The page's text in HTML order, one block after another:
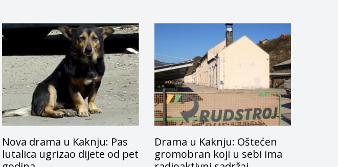
Nova drama u Kaknju: Pas
lutalica ugrizao dijete od pet
Drama u Kaknju: Oštećen
gromobran koji u sebi ima